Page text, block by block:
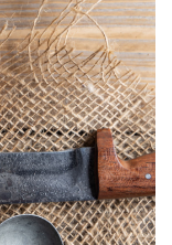
+ AGGIUNGI